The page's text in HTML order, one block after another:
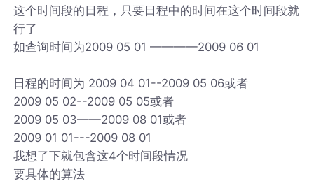
这个时间段的日程，只要日程中的时间在这个时间段就
行了
如查询时间为2009 05 01 ————2009 06 01
日程的时间为 2009 04 01--2009 05 06或者
2009 05 02--2009 05 05或者
2009 05 03——2009 08 01或者
2009 01 01---2009 08 01
我想了下就包含这4个时间段情况
要具体的算法